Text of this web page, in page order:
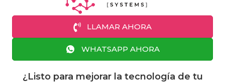
LLAMAR AHORA
WHATSAPP AHORA
¿Listo para mejorar la tecnología de tu